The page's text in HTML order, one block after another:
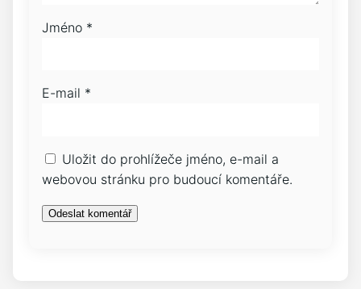
Jméno *
E-mail *
Uložit do prohlížeče jméno, e-mail a
webovou stránku pro budoucí komentáře.